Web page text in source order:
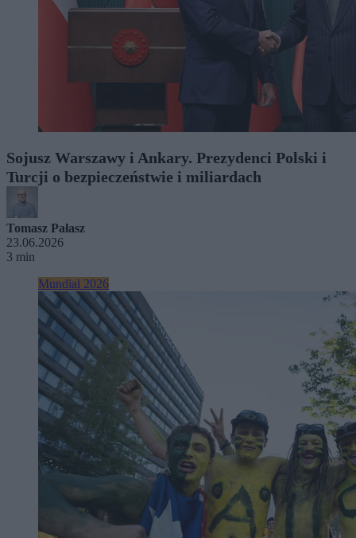
Sojusz Warszawy i Ankary. Prezydenci Polski i
Turcji o bezpieczeństwie i miliardach
Tomasz Pałasz
23.06.2026
3 min
Mundial 2026